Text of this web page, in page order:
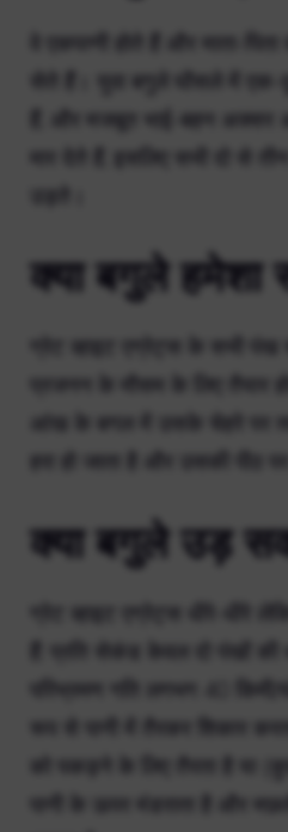
वे एकपत्नी होते हैं और माता-
सेते हैं। युवा बगुले घोंसले में एक-
हैं, और मजबूत भाई-बहन अक्सर
मार देते हैं, इसलिए सभी दो से
उड़ते।
क्या बगुले हमेशा
ग्रेट व्हाइट एग्रेट्स के सभी पंख
क्या बगुले उड़
ग्रेट व्हाइट एग्रेट्स धीरे-धीरे
हैं: प्रति सेकंड केवल दो पंखों
परिभ्रमण गति लगभग 40
रूप से पानी में तैरकर शिकार
को पकड़ने के लिए तैरता है या
पानी के ऊपर मंडराता है और